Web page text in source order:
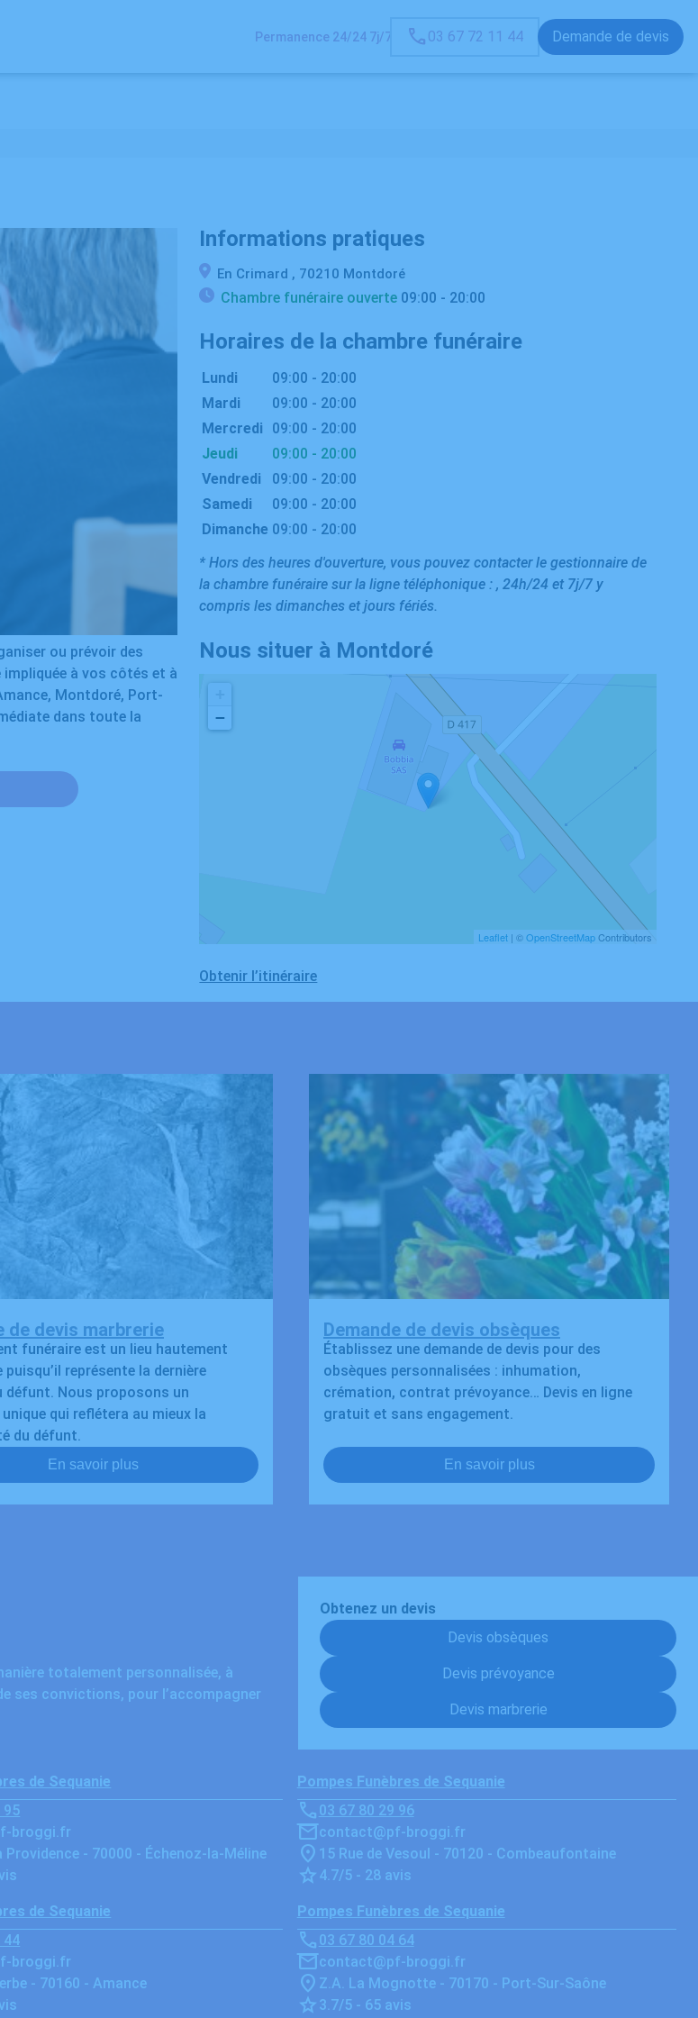
Permanence 24/24 7j/7 03 67 72 11 44 Demande de devis
ou prévoir des
impliquée à vos côtés et à
Montdoré, Port-
dans toute la
Informations pratiques
En Crimard , 70210 Montdoré
Chambre funéraire ouverte 09:00 - 20:00
Horaires de la chambre funéraire
Lundi
09:00 - 20:00
Mardi
09:00 - 20:00
Mercredi
09:00 - 20:00
Jeudi
09:00 - 20:00
Vendredi
09:00 - 20:00
Samedi
09:00 - 20:00
Dimanche 09:00 - 20:00
* Hors des heures d'ouverture, vous pouvez contacter le gestionnaire de
la chambre funéraire sur la ligne téléphonique : , 24h/24 et 7j/7 y
compris les dimanches et jours fériés.
Nous situer à Montdoré
−
Leaflet | ©OpenStreetMapContributors
Obtenir l’itinéraire
de devis marbrerie
funéraire est un lieu hautement
puisqu’il représente la dernière
défunt. Nous proposons un
qui reflétera au mieux la
du défunt.
En savoir plus
Demande de devis obsèques
Établissez une demande de devis pour des
obsèques personnalisées : inhumation,
crémation, contrat prévoyance… Devis en ligne
gratuit et sans engagement.
En savoir plus
totalement personnalisée, à
ses convictions, pour l’accompagner
Obtenez un devis
Devis obsèques
Devis prévoyance
Devis marbrerie
de Sequanie
95
broggi.fr
Providence - 70000 - Échenoz-la-Méline
Pompes Funèbres de Sequanie
03 67 80 29 96
contact@pf-broggi.fr
15 Rue de Vesoul - 70120 - Combeaufontaine
4.7/5 - 28 avis
de Sequanie
44
broggi.fr
- 70160 - Amance
Pompes Funèbres de Sequanie
03 67 80 04 64
contact@pf-broggi.fr
Z.A. La Mognotte - 70170 - Port-Sur-Saône
3.7/5 - 65 avis